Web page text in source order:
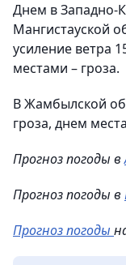
Днем в Западно-
Мангистауской
усиление ветра
местами – гроза.
В Жамбылской
гроза, днем
Прогноз погоды в
Прогноз погоды в
Прогноз погоды